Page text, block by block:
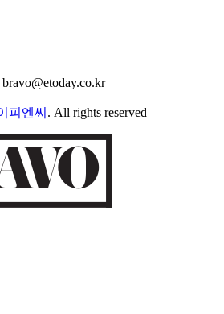
피엔씨 . All rights reserved